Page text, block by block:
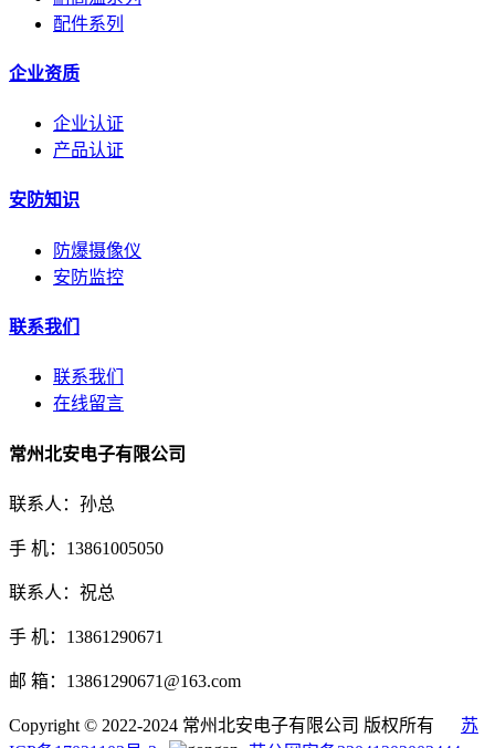
配件系列
企业资质
企业认证
产品认证
安防知识
防爆摄像仪
安防监控
联系我们
联系我们
在线留言
常州北安电子有限公司
联系人：孙总
手 机：13861005050
联系人：祝总
手 机：13861290671
邮 箱：13861290671@163.com
Copyright © 2022-2024 常州北安电子有限公司 版权所有 苏